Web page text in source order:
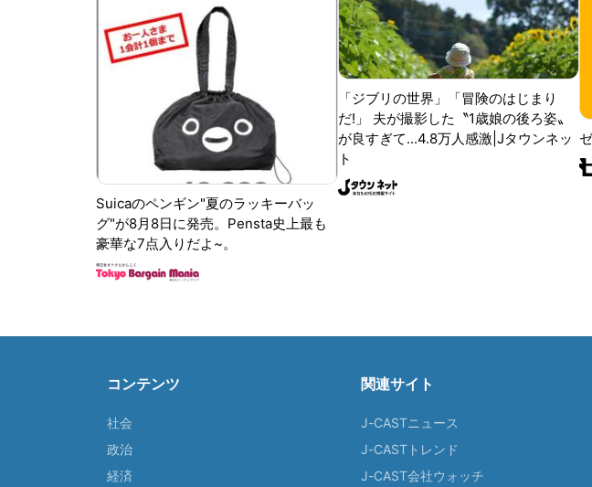
Suicaのペンギン"夏のラッキーバッ
グ"が8月8日に発売。Pensta史上最も
豪華な7点入りだよ~。
「ジブリの世界」「冒険のはじまり
だ!」 夫が撮影した〝1歳娘の後ろ姿〟
が良すぎて...4.8万人感激|Jタウンネッ
ト
コンテンツ
社会
政治
経済
関連サイト
J-CASTニュース
J-CASTトレンド
J-CAST会社ウォッチ